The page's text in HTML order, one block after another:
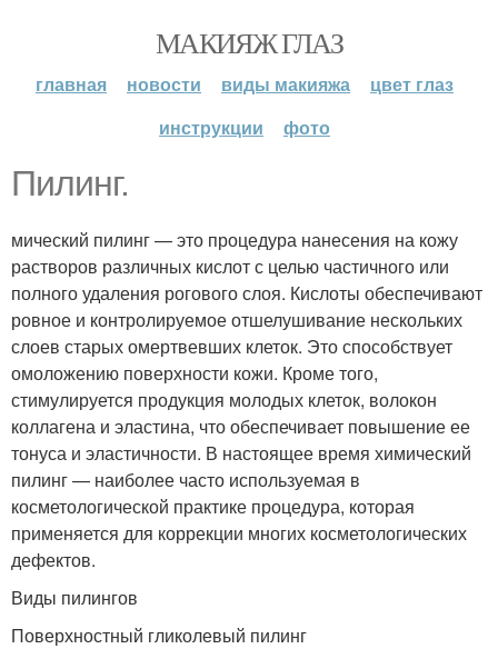
МАКИЯЖ ГЛАЗ
главная новости виды макияжа
цвет глаз
инструкции
фото
Пилинг.
мический пилинг — это процедура нанесения на кожу
растворов различных кислот с целью частичного или
полного удаления рогового слоя. Кислоты обеспечивают
ровное и контролируемое отшелушивание нескольких
слоев старых омертвевших клеток. Это способствует
омоложению поверхности кожи. Кроме того,
стимулируется продукция молодых клеток, волокон
коллагена и эластина, что обеспечивает повышение ее
тонуса и эластичности. В настоящее время химический
пилинг — наиболее часто используемая в
косметологической практике процедура, которая
применяется для коррекции многих косметологических
дефектов.
Виды пилингов
Поверхностный гликолевый пилинг